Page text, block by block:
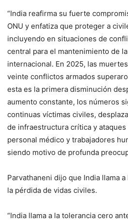
“India reafirma su fuerte
ONU y enfatiza que proteger a
incluyendo en situaciones de
central para el mantenimiento de
internacional. En 2025, las
veinte conflictos armados
esta es la primera disminución
aumento constante, los números
continuas víctimas civiles,
de infraestructura crítica y
personal médico y trabajadores
siendo motivo de profunda
Parvathaneni dijo que India llama
la pérdida de vidas civiles.
“India llama a la tolerancia cero